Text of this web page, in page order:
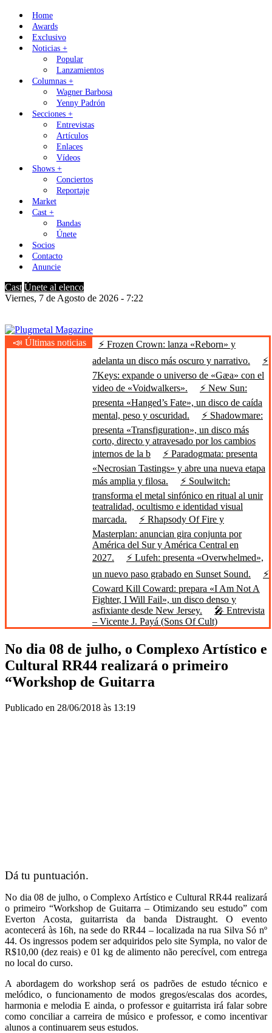
Skip
content
Home
Awards
Exclusivo
Noticias +
Popular
Lanzamientos
Columnas +
Wagner Barbosa
Yenny Padrón
Secciones +
Entrevistas
Artículos
Enlaces
Vídeos
Shows +
Conciertos
Reportaje
Market
Cast +
Bandas
Únete
Socios
Contacto
Anuncie
Cast Únete al elenco
Viernes, 7 de Agosto de 2026 - 7:22
Plugmetal Magazine
Heavy Metal is Life
📣 Últimas noticias
⚡ Frozen Crown: lanza «Reborn» y
adelanta un disco más oscuro y narrativo.
⚡
7Keys: expande o universo de «Gæa» con el
video de «Voidwalkers».
⚡ New Sun:
presenta «Hanged’s Fate», un disco de caída
mental, peso y oscuridad.
⚡ Shadowmare:
presenta «Transfiguration», un disco más
corto, directo y atravesado por los cambios
internos de la b
⚡ Paradogmata: presenta
«Necrosian Tastings» y abre una nueva etapa
más amplia y filosa.
⚡ Soulwitch:
transforma el metal sinfónico en ritual al unir
teatralidad, ocultismo e identidad visual
marcada.
⚡ Rhapsody Of Fire y
Masterplan: anuncian gira conjunta por
América del Sur y América Central en
2027.
⚡ Lufeh: presenta «Overwhelmed»,
un nuevo paso grabado en Sunset Sound.
⚡
Coward Kill Coward: prepara «I Am Not A
Fighter, I Will Fail», un disco denso y
asfixiante desde New Jersey.
🎤 Entrevista
– Vicente J. Payá (Sons Of Cult)
No dia 08 de julho, o Complexo Artístico e
Cultural RR44 realizará o primeiro
“Workshop de Guitarra
Publicado en 28/06/2018 às 13:19
Dá tu puntuación.
No dia 08 de julho, o Complexo Artístico e Cultural RR44 realizará
o primeiro “Workshop de Guitarra – Otimizando seu estudo” com
Everton Acosta, guitarrista da banda Distraught. O evento
acontecerá às 16h, na sede do RR44 – localizada na rua Silva Só nº
44. Os ingressos podem ser adquiridos pelo site Sympla, no valor de
R$10,00 (dez reais) e 01 kg de alimento não perecível, com entrega
no local do curso.
A abordagem do workshop será os padrões de estudo técnico e
melódico, o funcionamento de modos gregos/escalas dos acordes,
harmonia e melodia E ainda, o professor e guitarrista irá falar sobre
como conciliar a carreira de músico e professor, e como incentivar
alunos a continuarem seus estudos.